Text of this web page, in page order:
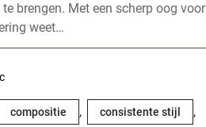
brengen. Met een scherp oog voor
weet…
compositie , consistente stijl ,